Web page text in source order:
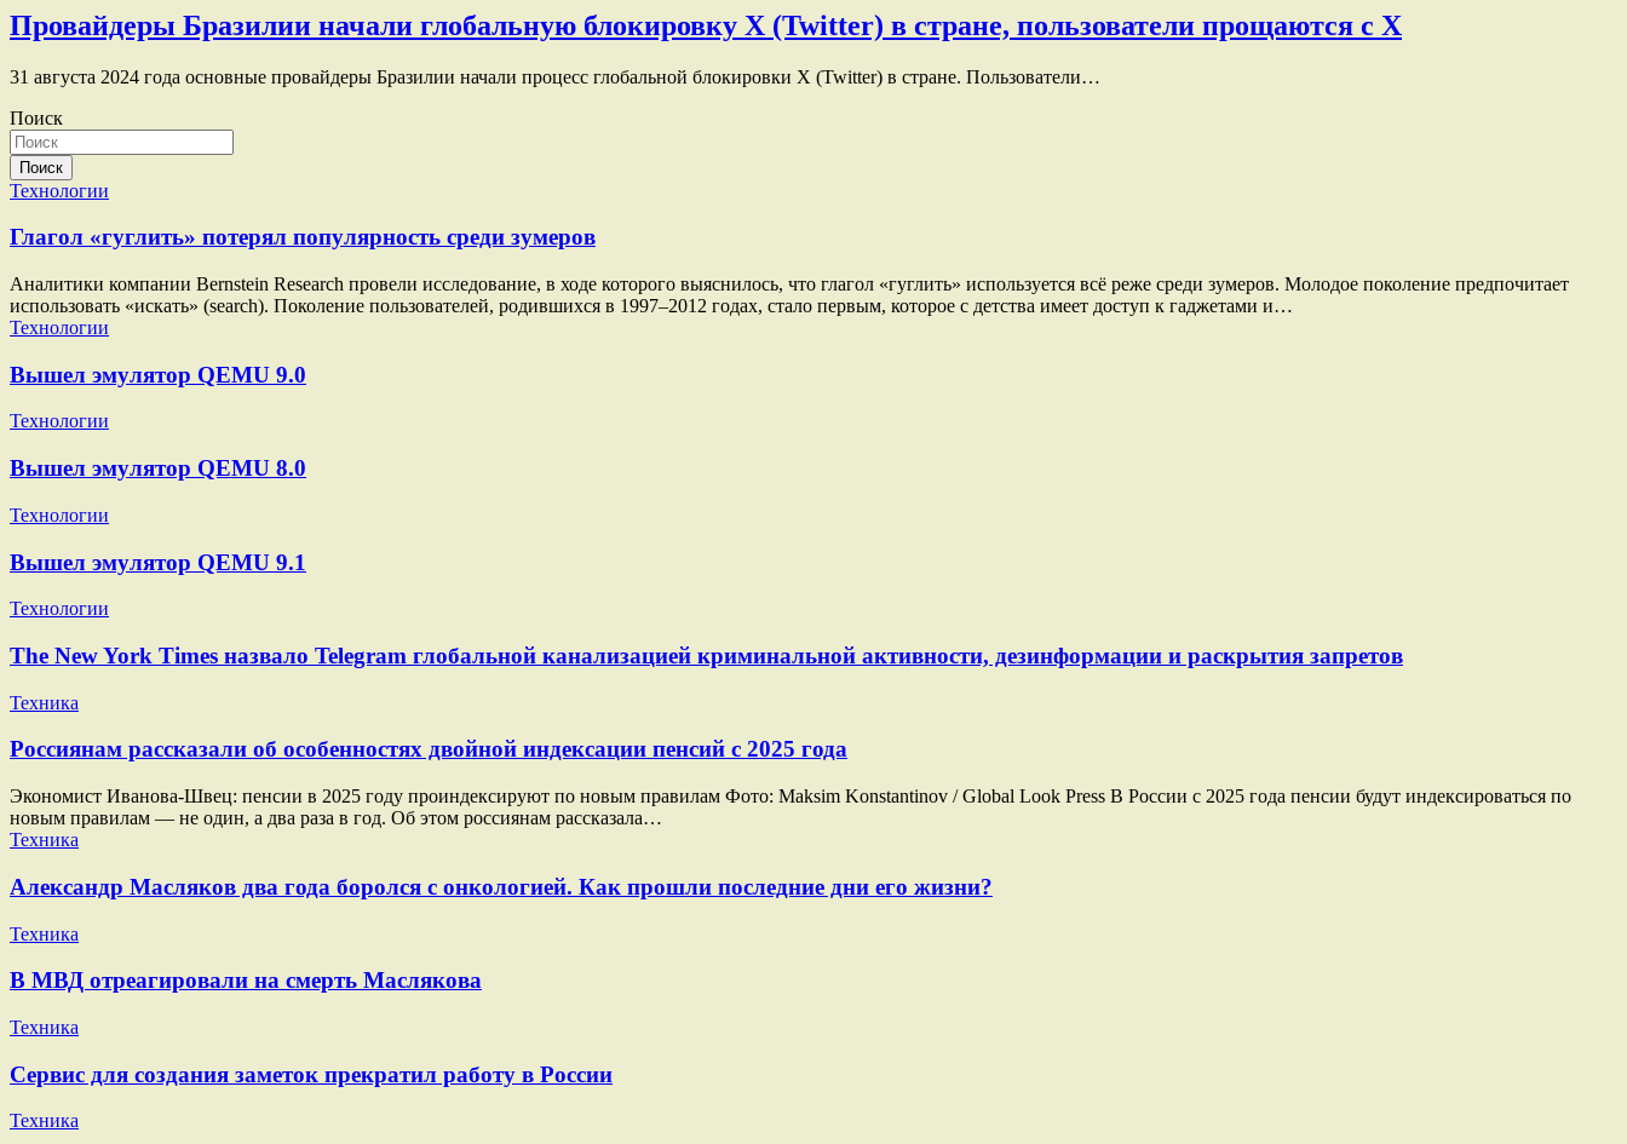
Провайдеры Бразилии начали глобальную блокировку X (Twitter) в стране, пользователи прощаются с X
31 августа 2024 года основные провайдеры Бразилии начали процесс глобальной блокировки X (Twitter) в стране. Пользователи…
Поиск
Поиск
Технологии
Глагол «гуглить» потерял популярность среди зумеров
Аналитики компании Bernstein Research провели исследование, в ходе которого выяснилось, что глагол «гуглить» используется всё реже среди зумеров. Молодое поколение предпочитает
использовать «искать» (search). Поколение пользователей, родившихся в 1997–2012 годах, стало первым, которое с детства имеет доступ к гаджетами и…
Технологии
Вышел эмулятор QEMU 9.0
Технологии
Вышел эмулятор QEMU 8.0
Технологии
Вышел эмулятор QEMU 9.1
Технологии
The New York Times назвало Telegram глобальной канализацией криминальной активности, дезинформации и раскрытия запретов
Техника
Россиянам рассказали об особенностях двойной индексации пенсий с 2025 года
Экономист Иванова-Швец: пенсии в 2025 году проиндексируют по новым правилам Фото: Maksim Konstantinov / Global Look Press В России с 2025 года пенсии будут индексироваться по
новым правилам — не один, а два раза в год. Об этом россиянам рассказала…
Техника
Александр Масляков два года боролся с онкологией. Как прошли последние дни его жизни?
Техника
В МВД отреагировали на смерть Маслякова
Техника
Сервис для создания заметок прекратил работу в России
Техника